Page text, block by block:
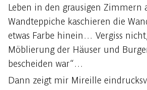
Leben in den grausigen Zimmern
Wandteppiche kaschieren die
etwas Farbe hinein… Vergiss
Möblierung der Häuser und
bescheiden war“…
Dann zeigt mir Mireille